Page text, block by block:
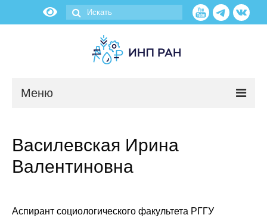
Меню
Научные подразделения
Василевская Ирина
Валентиновна
Аспирант социологического факультета РГГУ